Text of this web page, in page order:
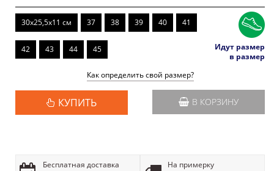
30x25,5x11 см 37 38 39 40 41
42 43 44 45
Идут размер
в размер
Как определить свой размер?
КУПИТЬ В КОРЗИНУ
Бесплатная доставка
На примерку